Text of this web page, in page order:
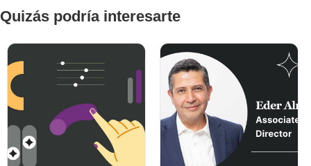
Quizás podría interesarte